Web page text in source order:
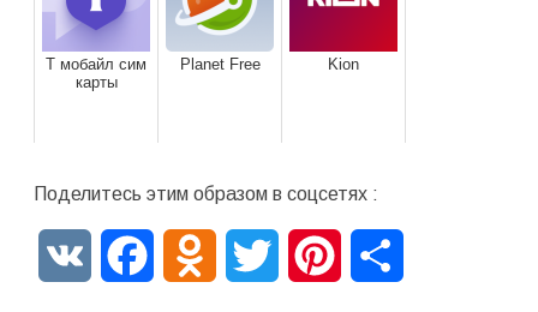
Т мобайл сим
карты
Planet Free Kion
Поделитесь этим образом в соцсетях :
VK FacebookOdnoklassniki
Twitter Pinterest